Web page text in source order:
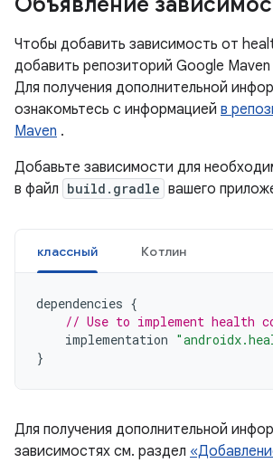
Чтобы добавить зависимость от
добавить репозиторий Google
Для получения дополнительной
ознакомьтесь с информацией в
Maven .
Добавьте зависимости для
в файл build.gradle вашего
классный Котлин
dependencies {
// Use to implement health
implementation
}
Для получения дополнительной
зависимостях см. раздел